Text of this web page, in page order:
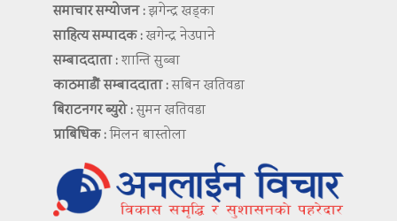
समाचार सम्योजन :झगेन्द्र खड्का
साहित्य सम्पादक :खगेन्द्र नेउपाने
सम्बाददाता :शान्ति सुब्बा
काठमाडौं सम्बाददाता :सबिन खतिवडा
बिराटनगर ब्युरो :सुमन खतिवडा
प्राबिधिक :मिलन बास्तोला